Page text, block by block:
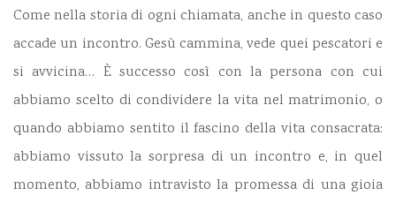
Come nella storia di ogni chiamata, anche in questo caso
accade un incontro. Gesù cammina, vede quei pescatori e
si avvicina… È successo così con la persona con cui
abbiamo scelto di condividere la vita nel matrimonio, o
quando abbiamo sentito il fascino della vita consacrata:
abbiamo vissuto la sorpresa di un incontro e, in quel
momento, abbiamo intravisto la promessa di una gioia